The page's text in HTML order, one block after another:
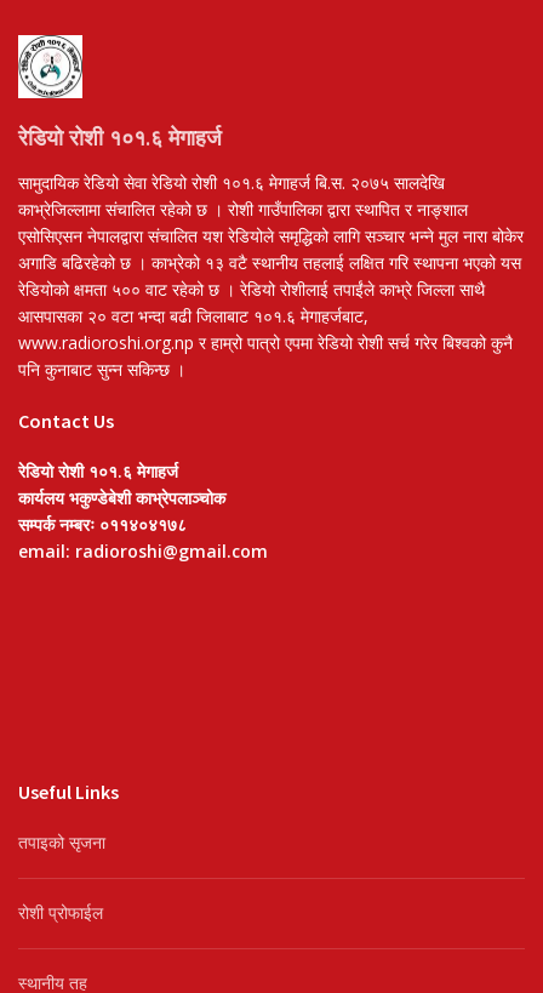
रेडियो रोशी १०१.६ मेगाहर्ज
सामुदायिक रेडियो सेवा रेडियो रोशी १०१.६ मेगाहर्ज बि.स. २०७५ सालदेखि
काभ्रेजिल्लामा संचालित रहेको छ । रोशी गाउँपालिका द्वारा स्थापित र नाङ्शाल
एसोसिएसन नेपालद्वारा संचालित यश रेडियोले समृद्धिको लागि सञ्चार भन्ने मुल नारा बोकेर
अगाडि बढिरहेको छ । काभ्रेको १३ वटै स्थानीय तहलाई लक्षित गरि स्थापना भएको यस
रेडियोको क्षमता ५०० वाट रहेको छ । रेडियो रोशीलाई तपाईंले काभ्रे जिल्ला साथै
आसपासका २० वटा भन्दा बढी जिलाबाट १०१.६ मेगाहर्जबाट,
www.radioroshi.org.np र हाम्रो पात्रो एपमा रेडियो रोशी सर्च गरेर बिश्वको कुनै
पनि कुनाबाट सुन्न सकिन्छ ।
Contact Us
रेडियो रोशी १०१.६ मेगाहर्ज
कार्यलय भकुण्डेबेशी काभ्रेपलाञ्चोक
सम्पर्क नम्बरः ०११४०४१७८
email: radioroshi@gmail.com
Useful Links
तपाइको सृजना
रोशी प्रोफाईल
स्थानीय तह